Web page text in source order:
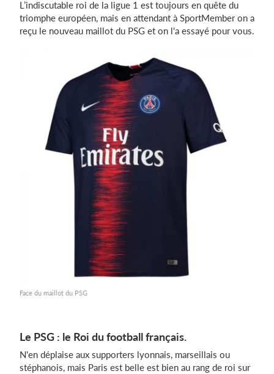
L’indiscutable roi de la ligue 1 est toujours en quête du
triomphe européen, mais en attendant à SportMember on a
reçu le nouveau maillot du PSG et on l'a essayé pour vous.
Face du maillot du PSG
Le PSG : le Roi du football français.
N'en déplaise aux supporters lyonnais, marseillais ou
stéphanois, mais Paris est belle est bien au rang de roi sur